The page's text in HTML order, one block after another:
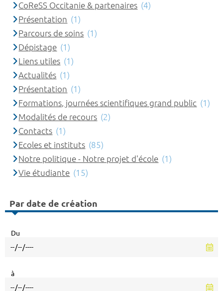
CoReSS Occitanie & partenaires (4)
Présentation (1)
Parcours de soins (1)
Dépistage (1)
Liens utiles (1)
Actualités (1)
Présentation (1)
Formations, journées scientifiques grand public (1)
Modalités de recours (2)
Contacts (1)
Ecoles et instituts (85)
Notre politique - Notre projet d'école (1)
Vie étudiante (15)
Par date de création
Du
à